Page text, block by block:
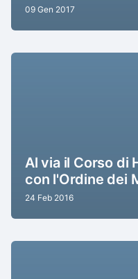
09 Gen 2017
Al via il Corso di
con l'Ordine dei
24 Feb 2016